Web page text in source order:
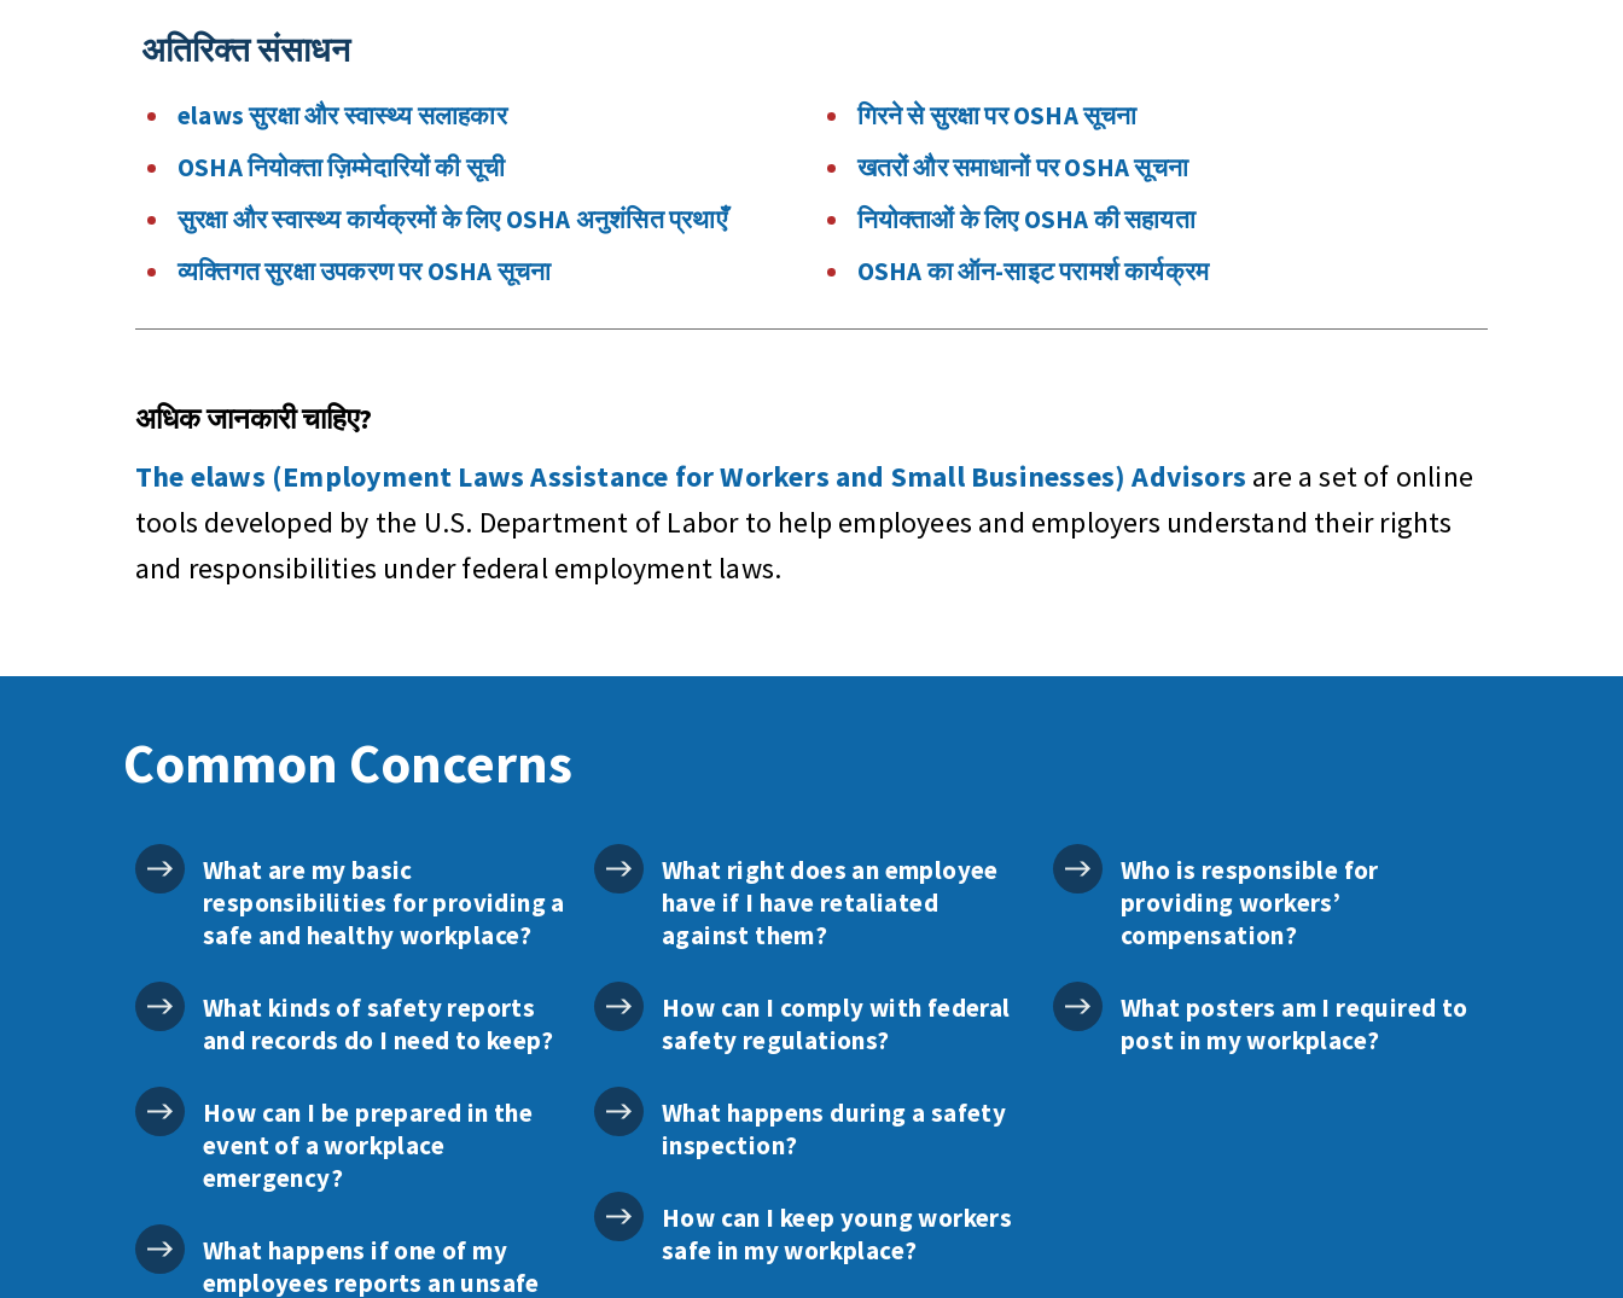
अतिरिक्त संसाधन
elaws सुरक्षा और स्वास्थ्य सलाहकार
OSHA नियोक्ता ज़िम्मेदारियों की सूची
सुरक्षा और स्वास्थ्य कार्यक्रमों के लिए OSHA अनुशंसित प्रथाएँ
व्यक्तिगत सुरक्षा उपकरण पर OSHA सूचना
गिरने से सुरक्षा पर OSHA सूचना
खतरों और समाधानों पर OSHA सूचना
नियोक्ताओं के लिए OSHA की सहायता
OSHA का ऑन-साइट परामर्श कार्यक्रम
अधिक जानकारी चाहिए?
The elaws (Employment Laws Assistance for Workers and Small Businesses) Advisors are a set of online
tools developed by the U.S. Department of Labor to help employees and employers understand their rights
and responsibilities under federal employment laws.
Common Concerns
What are my basic
responsibilities for providing a
safe and healthy workplace?
What kinds of safety reports
and records do I need to keep?
How can I be prepared in the
event of a workplace
emergency?
What happens if one of my
employees reports an unsafe
What right does an employee
have if I have retaliated
against them?
How can I comply with federal
safety regulations?
What happens during a safety
inspection?
How can I keep young workers
safe in my workplace?
Who is responsible for
providing workers’
compensation?
What posters am I required to
post in my workplace?